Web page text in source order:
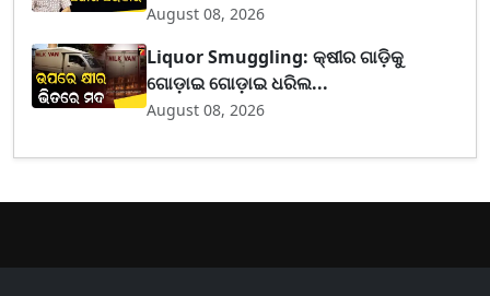
August 08, 2026
Liquor Smuggling: କ୍ଷୀର ଗାଡ଼ିକୁ
ଗୋଡ଼ାଇ ଗୋଡ଼ାଇ ଧରିଲ...
August 08, 2026